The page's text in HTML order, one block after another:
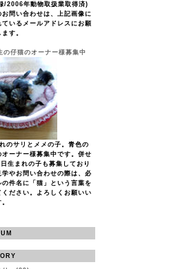
/2006年動物取扱業取得済)
お問い合わせは、上記画像に
ているメールアドレスにお願
す。
の仔猫のオーナー様募集中
のサリとメメの子。青色の
オーナー様募集中です。併せ
生まれの子も募集しており
学やお問い合わせの際は、必
の件名に「猫」という言葉を
ください。よろしくお願いい